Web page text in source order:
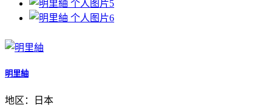
明里紬
地区：日本